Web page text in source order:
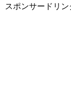
スポンサードリン